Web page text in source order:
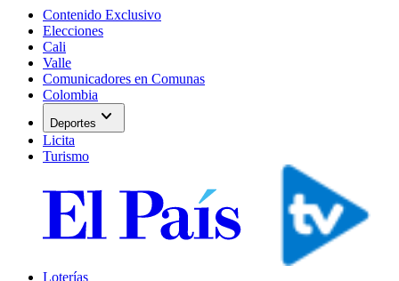
Contenido Exclusivo
Elecciones
Cali
Valle
Comunicadores en Comunas
Colombia
Deportes expand_more
Licita
Turismo
Loterías